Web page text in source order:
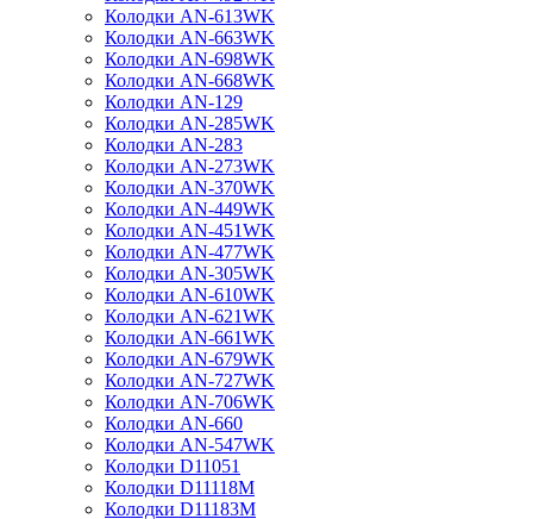
Колодки AN-613WK
Колодки AN-663WK
Колодки AN-698WK
Колодки AN-668WK
Колодки AN-129
Колодки AN-285WK
Колодки AN-283
Колодки AN-273WK
Колодки AN-370WK
Колодки AN-449WK
Колодки AN-451WK
Колодки AN-477WK
Колодки AN-305WK
Колодки AN-610WK
Колодки AN-621WK
Колодки AN-661WK
Колодки AN-679WK
Колодки AN-727WK
Колодки AN-706WK
Колодки AN-660
Колодки AN-547WK
Колодки D11051
Колодки D11118M
Колодки D11183M